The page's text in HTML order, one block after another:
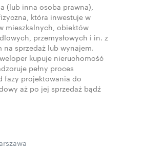
(lub inna osoba prawna),
która inwestuje w
mieszkalnych, obiektów
przemysłowych i in. z
na sprzedaż lub wynajem.
kupuje nieruchomość
pełny proces
fazy projektowania do
aż po jej sprzedaż bądź